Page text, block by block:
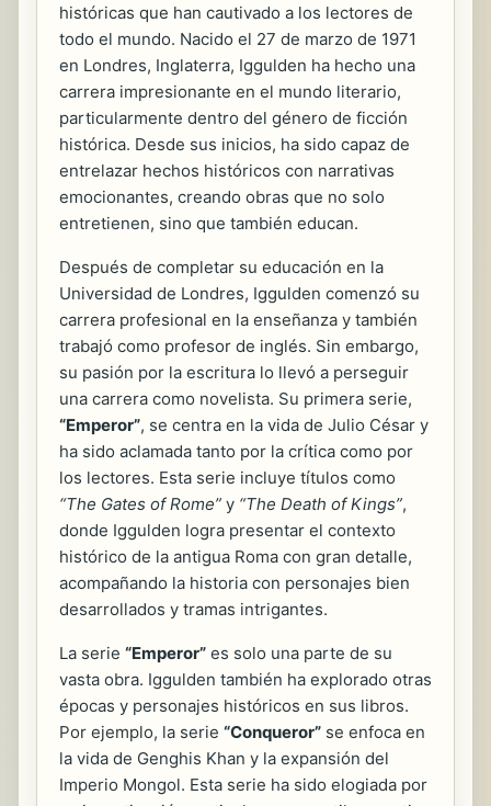
históricas que han cautivado a los lectores de
todo el mundo. Nacido el 27 de marzo de 1971
en Londres, Inglaterra, Iggulden ha hecho una
carrera impresionante en el mundo literario,
particularmente dentro del género de ficción
histórica. Desde sus inicios, ha sido capaz de
entrelazar hechos históricos con narrativas
emocionantes, creando obras que no solo
entretienen, sino que también educan.
Después de completar su educación en la
Universidad de Londres, Iggulden comenzó su
carrera profesional en la enseñanza y también
trabajó como profesor de inglés. Sin embargo,
su pasión por la escritura lo llevó a perseguir
una carrera como novelista. Su primera serie,
“Emperor”, se centra en la vida de Julio César y
ha sido aclamada tanto por la crítica como por
los lectores. Esta serie incluye títulos como
“The Gates of Rome” y “The Death of Kings”,
donde Iggulden logra presentar el contexto
histórico de la antigua Roma con gran detalle,
acompañando la historia con personajes bien
desarrollados y tramas intrigantes.
La serie “Emperor” es solo una parte de su
vasta obra. Iggulden también ha explorado otras
épocas y personajes históricos en sus libros.
Por ejemplo, la serie “Conqueror” se enfoca en
la vida de Genghis Khan y la expansión del
Imperio Mongol. Esta serie ha sido elogiada por